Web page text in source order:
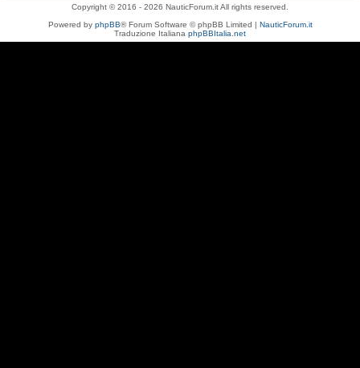
Copyright © 2016 - 2026 NauticForum.it All rights reserved.
Powered by phpBB® Forum Software © phpBB Limited | NauticForum.it
Traduzione Italiana phpBBItalia.net